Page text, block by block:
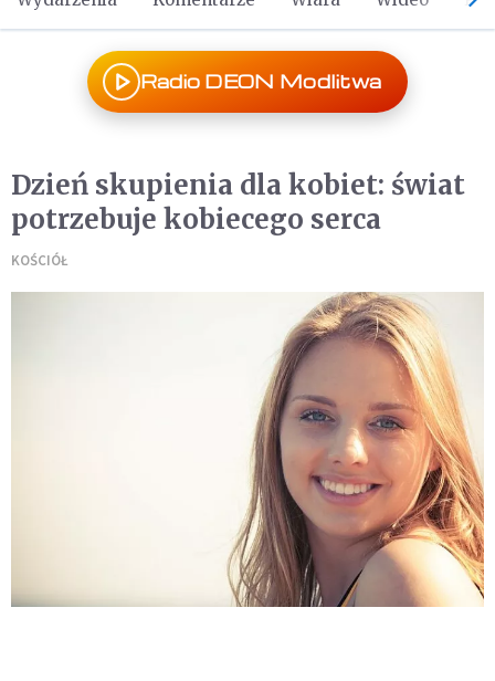
Radio DEON Modlitwa
Dzień skupienia dla kobiet: świat
potrzebuje kobiecego serca
KOŚCIÓŁ